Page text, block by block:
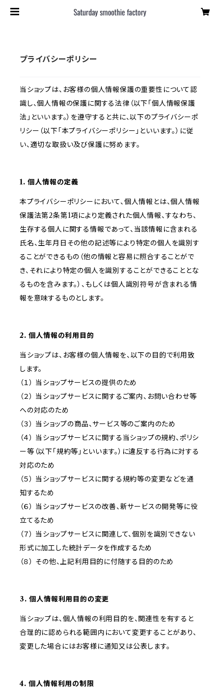
プライバシーポリシー
当ショップは、お客様の個人情報保護の重要性について認
識し、個人情報の保護に関する法律（以下「個人情報保護
法」といいます。）を遵守すると共に、以下のプライバシーポ
リシー（以下「本プライバシーポリシー」といいます。）に従
い、適切な取扱い及び保護に努めます。
1. 個人情報の定義
本プライバシーポリシーにおいて、個人情報とは、個人情報
保護法第2条第1項により定義された個人情報、すなわち、
生存する個人に関する情報であって、当該情報に含まれる
氏名、生年月日その他の記述等により特定の個人を識別す
ることができるもの（他の情報と容易に照合することがで
き、それにより特定の個人を識別することができることとな
るものを含みます。）、もしくは個人識別符号が含まれる情
報を意味するものとします。
2. 個人情報の利用目的
当ショップは、お客様の個人情報を、以下の目的で利用致
します。
（１） 当ショップサービスの提供のため
（２） 当ショップサービスに関するご案内、お問い合わせ等
への対応のため
（３） 当ショップの商品、サービス等のご案内のため
（４） 当ショップサービスに関する当ショップの規約、ポリシ
ー等（以下「規約等」といいます。）に違反する行為に対する
対応のため
（５） 当ショップサービスに関する規約等の変更などを通
知するため
（６） 当ショップサービスの改善、新サービスの開発等に役
立てるため
（７） 当ショップサービスに関連して、個別を識別できない
形式に加工した統計データを作成するため
（８） その他、上記利用目的に付随する目的のため
3. 個人情報利用目的の変更
当ショップは、個人情報の利用目的を、関連性を有すると
合理的に認められる範囲内において変更することがあり、
変更した場合にはお客様に通知又は公表します。
4. 個人情報利用の制限